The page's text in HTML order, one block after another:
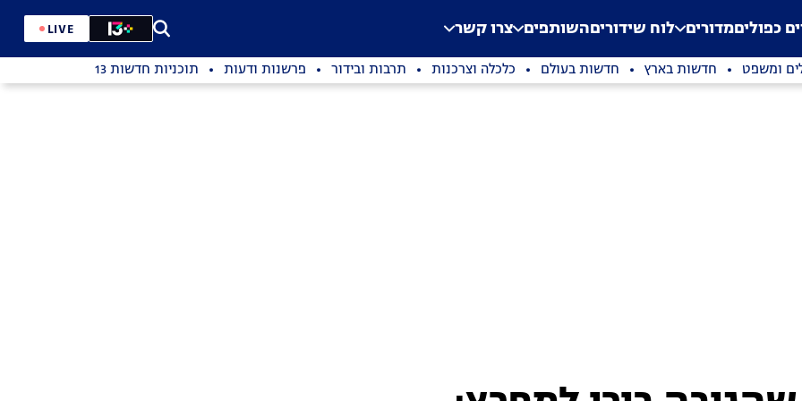
Application error: a
. כפוליםמדורים לוח שידוריםהשותפים צרו קשר LIVE
ומשפט חדשות בארץ חדשות בעולם כלכלה וצרכנות תרבות ובידור פרשנות ודעות תוכניות חדשות 13